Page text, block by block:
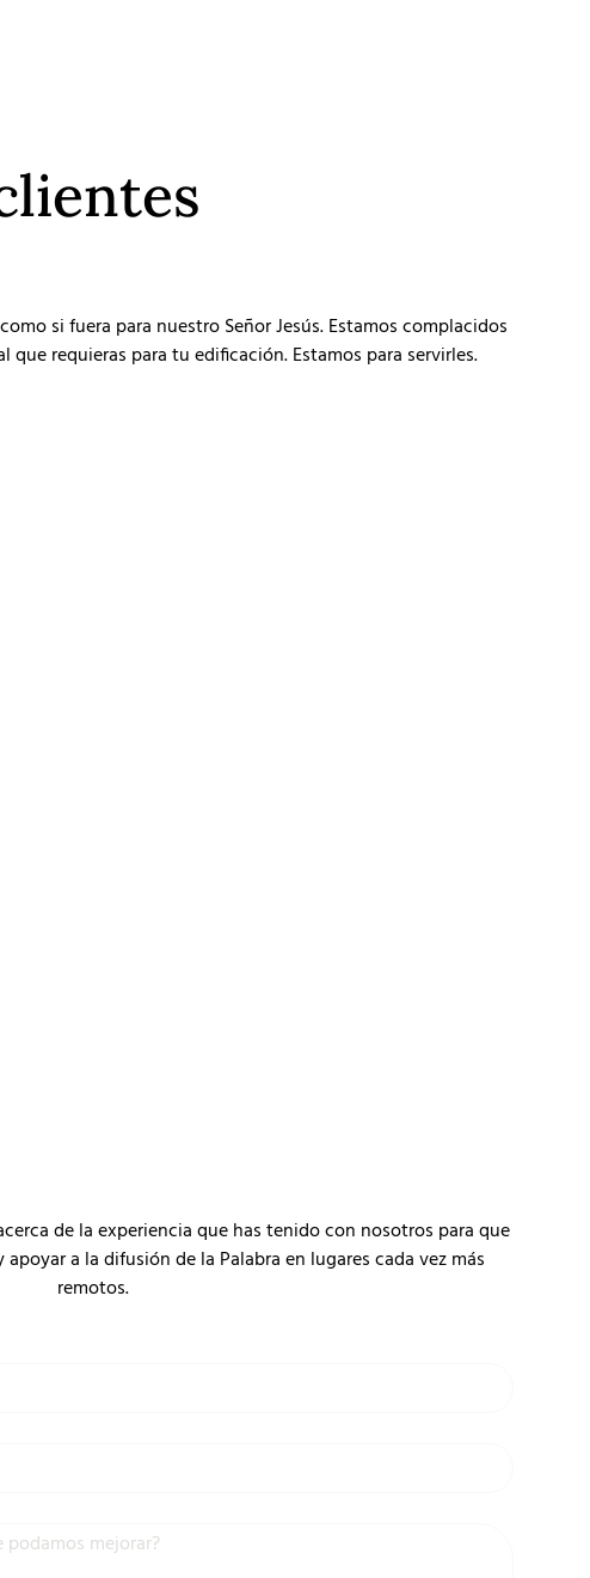
si fuera para nuestro Señor Jesús. Estamos complacidos
requieras para tu edificación. Estamos para servirles.
de la experiencia que has tenido con nosotros para que
a la difusión de la Palabra en lugares cada vez más
remotos.